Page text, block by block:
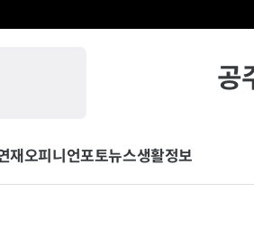
공
재오피니언포토뉴스생활정보